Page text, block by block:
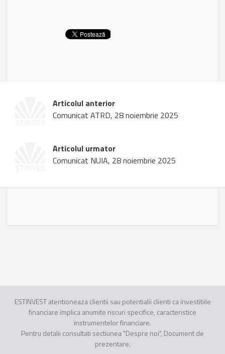
Articolul anterior
Comunicat ATRD, 28 noiembrie 2025
Articolul urmator
Comunicat NUIA, 28 noiembrie 2025
ESTINVEST atentioneaza clientii sau potentialii clienti ca investitiile
financiare implica anumite riscuri specifice, caracteristice
instrumentelor financiare.
Pentru detalii consultati sectiunea "Despre noi", Document de
prezentare.